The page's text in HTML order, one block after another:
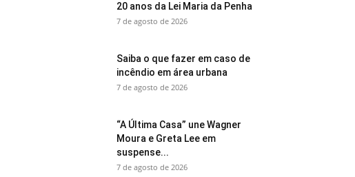
20 anos da Lei Maria da Penha
7 de agosto de 2026
Saiba o que fazer em caso de
incêndio em área urbana
7 de agosto de 2026
“A Última Casa” une Wagner
Moura e Greta Lee em
suspense...
7 de agosto de 2026